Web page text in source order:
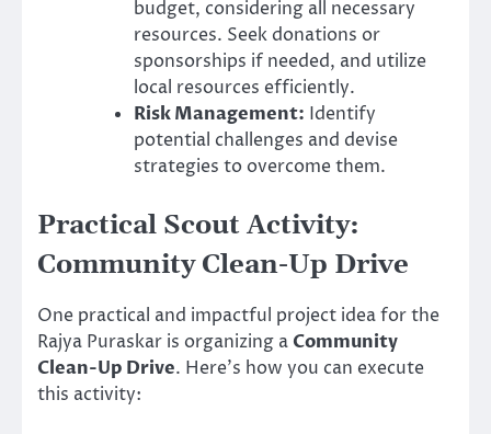
budget, considering all necessary
resources. Seek donations or
sponsorships if needed, and utilize
local resources efficiently.
Risk Management: Identify
potential challenges and devise
strategies to overcome them.
Practical Scout Activity:
Community Clean-Up Drive
One practical and impactful project idea for the
Rajya Puraskar is organizing a Community
Clean-Up Drive. Here’s how you can execute
this activity: